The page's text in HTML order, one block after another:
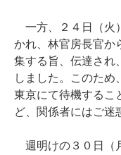
一方、２４日（火
かれ、林官房長官か
集する旨、伝達され
しました。このため
東京にて待機するこ
ど、関係者にはご迷
週明けの３０日（